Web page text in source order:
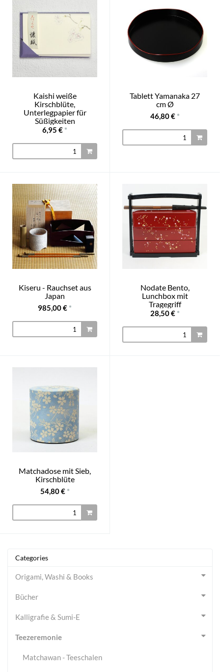
Kaishi weiße
Kirschblüte,
Unterlegpapier für
Süßigkeiten
6,95 € *
Tablett Yamanaka 27
cm Ø
46,80 € *
Kiseru - Rauchset aus
Japan
985,00 € *
Nodate Bento,
Lunchbox mit
Tragegriff
28,50 € *
Matchadose mit Sieb,
Kirschblüte
54,80 € *
Categories
Origami, Washi & Books
Bücher
Kalligrafie & Sumi-E
Teezeremonie
Matchawan - Teeschalen